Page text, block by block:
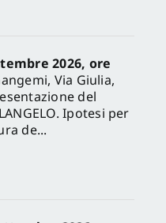
2026, ore
Via Giulia,
del
Ipotesi per
de...